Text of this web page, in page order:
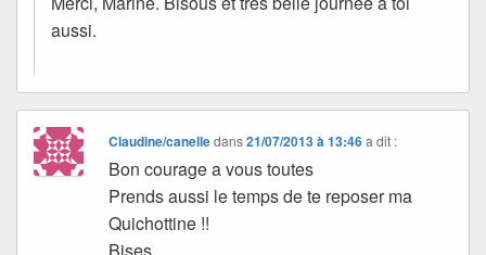
aussi.
Claudine/canelledans21/07/2013 à 13:46 a dit :
Bon courage a vous toutes
Prends aussi le temps de te reposer ma
Quichottine !!
Bises